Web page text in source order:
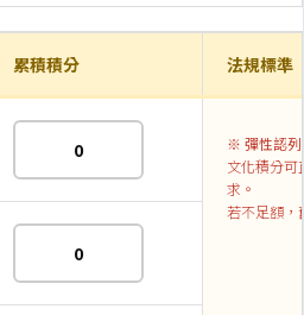
累積積分 法規標準
※ 彈性認列
文化積分可
求。
若不足額，